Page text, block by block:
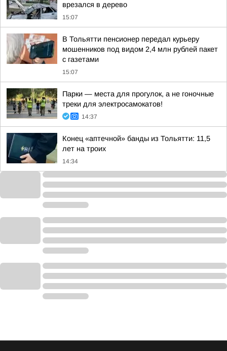
врезался в дерево
15:07
В Тольятти пенсионер передал курьеру
мошенников под видом 2,4 млн рублей пакет
с газетами
15:07
Парки — места для прогулок, а не гоночные
треки для электросамокатов!
14:37
Конец «аптечной» банды из Тольятти: 11,5
лет на троих
14:34